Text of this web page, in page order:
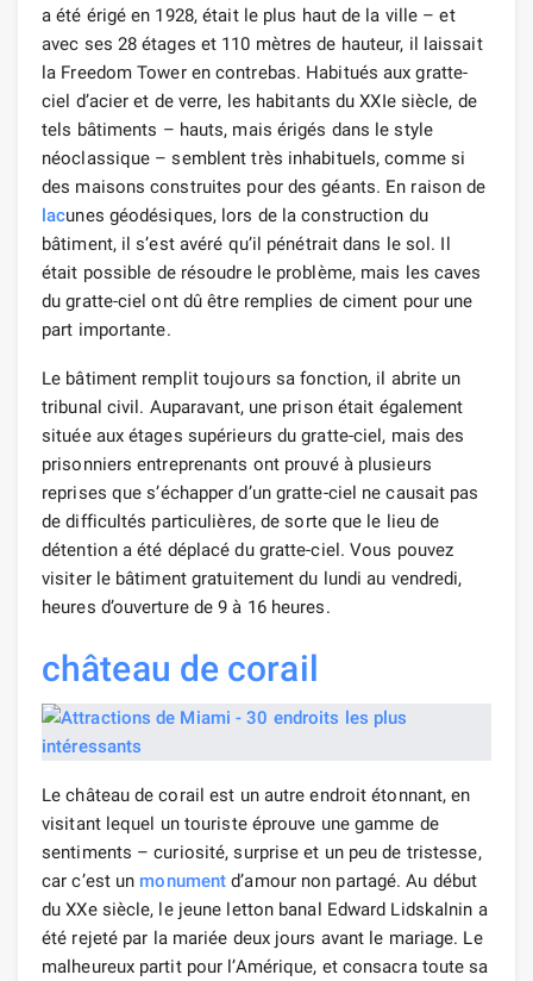
a été érigé en 1928, était le plus haut de la ville – et
avec ses 28 étages et 110 mètres de hauteur, il laissait
la Freedom Tower en contrebas. Habitués aux gratte-
ciel d’acier et de verre, les habitants du XXIe siècle, de
tels bâtiments – hauts, mais érigés dans le style
néoclassique – semblent très inhabituels, comme si
des maisons construites pour des géants. En raison de
lacunes géodésiques, lors de la construction du
bâtiment, il s’est avéré qu’il pénétrait dans le sol. Il
était possible de résoudre le problème, mais les caves
du gratte-ciel ont dû être remplies de ciment pour une
part importante.
Le bâtiment remplit toujours sa fonction, il abrite un
tribunal civil. Auparavant, une prison était également
située aux étages supérieurs du gratte-ciel, mais des
prisonniers entreprenants ont prouvé à plusieurs
reprises que s’échapper d’un gratte-ciel ne causait pas
de difficultés particulières, de sorte que le lieu de
détention a été déplacé du gratte-ciel. Vous pouvez
visiter le bâtiment gratuitement du lundi au vendredi,
heures d’ouverture de 9 à 16 heures.
château de corail
Le château de corail est un autre endroit étonnant, en
visitant lequel un touriste éprouve une gamme de
sentiments – curiosité, surprise et un peu de tristesse,
car c’est un monument d’amour non partagé. Au début
du XXe siècle, le jeune letton banal Edward Lidskalnin a
été rejeté par la mariée deux jours avant le mariage. Le
malheureux partit pour l’Amérique, et consacra toute sa